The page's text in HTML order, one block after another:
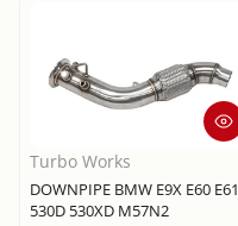
Turbo Works
DOWNPIPE BMW E9X E60 E61
530D 530XD M57N2